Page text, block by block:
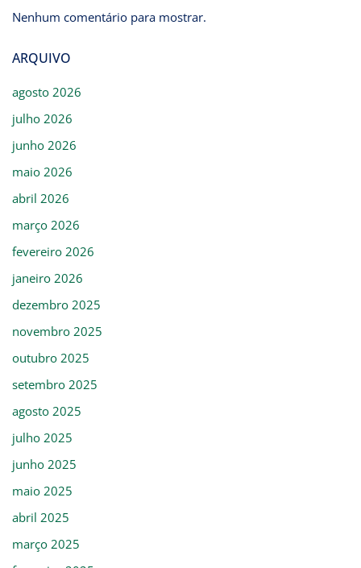
Nenhum comentário para mostrar.
ARQUIVO
agosto 2026
julho 2026
junho 2026
maio 2026
abril 2026
março 2026
fevereiro 2026
janeiro 2026
dezembro 2025
novembro 2025
outubro 2025
setembro 2025
agosto 2025
julho 2025
junho 2025
maio 2025
abril 2025
março 2025